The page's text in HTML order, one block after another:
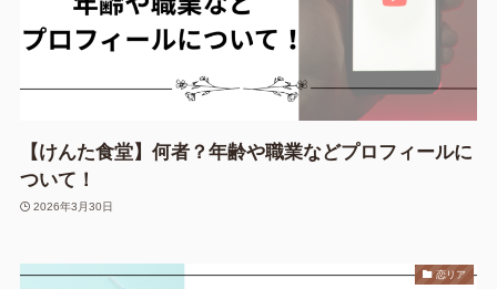
【けんた食堂】何者？年齢や職業などプロフィールに
ついて！
2026年3月30日
恋リア